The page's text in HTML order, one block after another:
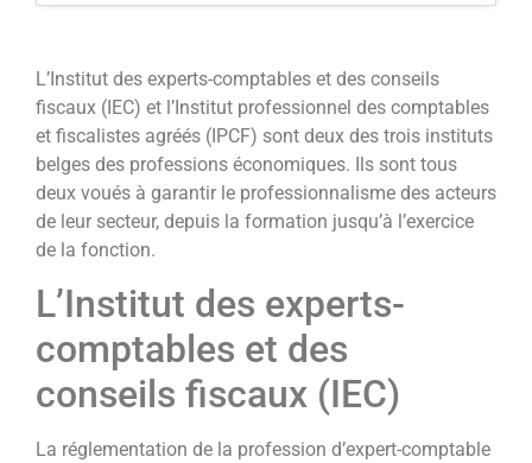
L’Institut des experts-comptables et des conseils
fiscaux (IEC) et l’Institut professionnel des comptables
et fiscalistes agréés (IPCF) sont deux des trois instituts
belges des professions économiques. Ils sont tous
deux voués à garantir le professionnalisme des acteurs
de leur secteur, depuis la formation jusqu’à l’exercice
de la fonction.
L’Institut des experts-
comptables et des
conseils fiscaux (IEC)
La réglementation de la profession d’expert-comptable